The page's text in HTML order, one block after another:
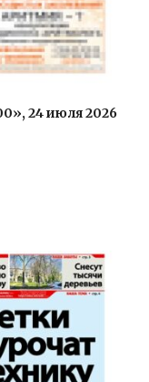
24 июля 2026